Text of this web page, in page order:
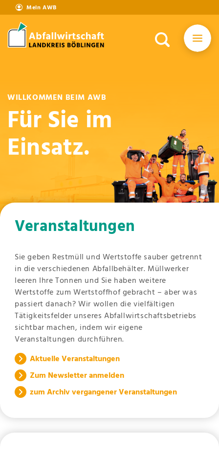
Mein AWB
WILLKOMMEN BEIM AWB
Für Sie im
Einsatz.
Veranstaltungen
Sie geben Restmüll und Wertstoffe sauber getrennt
in die verschiedenen Abfallbehälter. Müllwerker
leeren Ihre Tonnen und Sie haben weitere
Wertstoffe zum Wertstoffhof gebracht – aber was
passiert danach? Wir wollen die vielfältigen
Tätigkeitsfelder unseres Abfallwirtschaftsbetriebs
sichtbar machen, indem wir eigene
Veranstaltungen durchführen.
Aktuelle Veranstaltungen
Zum Newsletter anmelden
zum Archiv vergangener Veranstaltungen